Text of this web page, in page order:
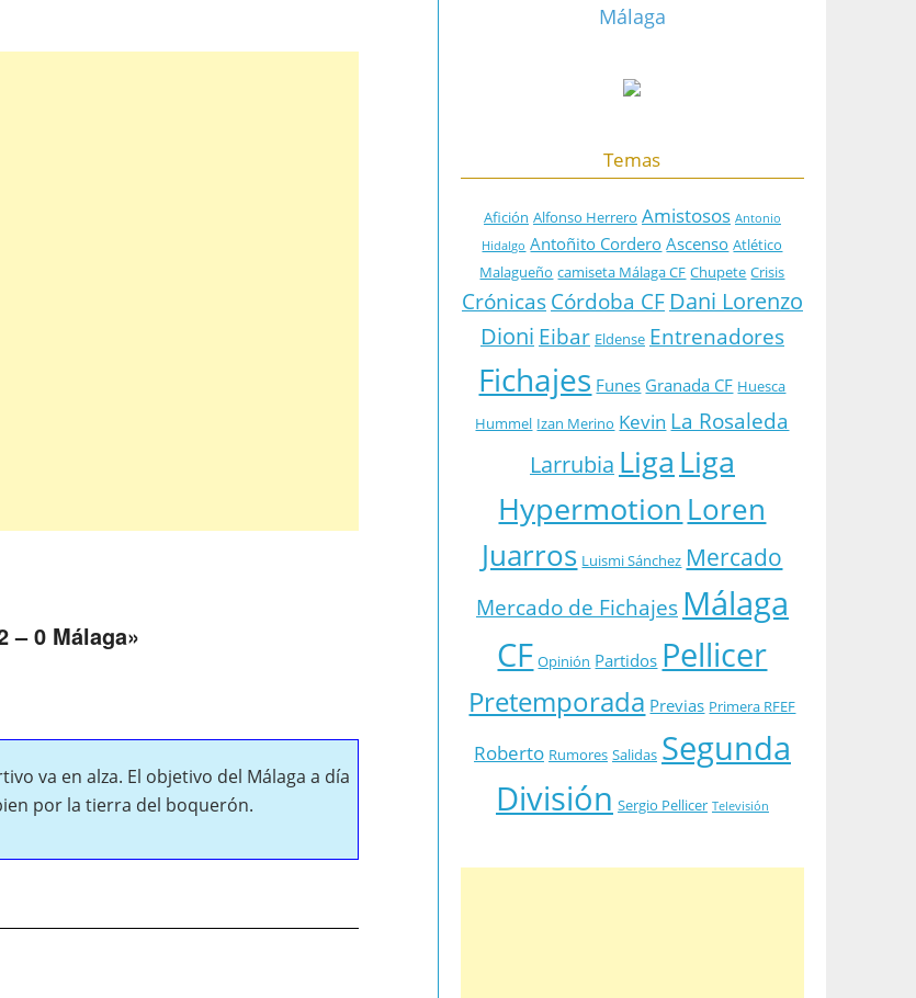
– 0 Málaga»
va en alza. El objetivo del Málaga a día
por la tierra del boquerón.
Málaga
Temas
Afición Alfonso Herrero Amistosos Antonio
Hidalgo Antoñito Cordero Ascenso Atlético
Malagueño camiseta Málaga CF Chupete Crisis
Crónicas Córdoba CF Dani Lorenzo
Dioni Eibar Eldense Entrenadores
Fichajes Funes Granada CF Huesca
Hummel Izan Merino Kevin La Rosaleda
Larrubia Liga Liga
Hypermotion Loren
Juarros Luismi Sánchez Mercado
Mercado de Fichajes Málaga
CF Opinión Partidos Pellicer
Pretemporada Previas Primera RFEF
Roberto Rumores Salidas Segunda
División Sergio Pellicer Televisión